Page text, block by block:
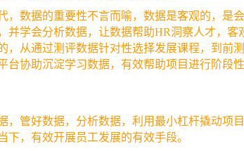
，数据的重要性不言而喻，数据是客观的，是
并学会分析数据，让数据帮助HR洞察人才，
，从通过测评数据针对性选择发展课程，到前
台协助沉淀学习数据，有效帮助项目进行阶
，管好数据，分析数据，利用最小杠杆撬动项
下，有效开展员工发展的有效手段。